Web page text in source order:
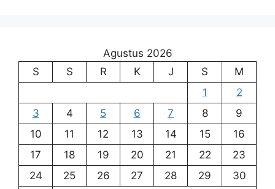
Agustus 2026
S
S R K J S
M
1
2
3
4 5 6 7 8
9
10
11 12 13 14 15
16
17
18 19 20 21 22
23
24
25 26 27 28 29
30